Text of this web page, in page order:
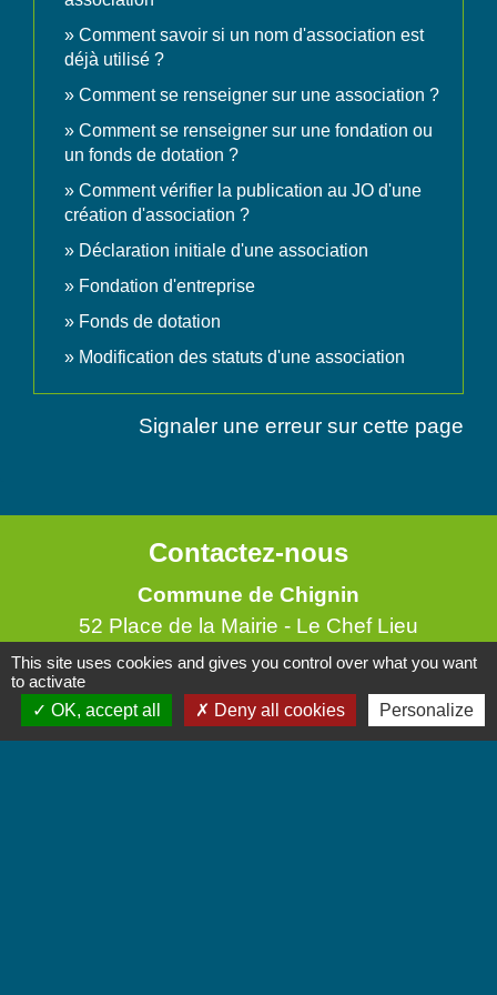
Comment savoir si un nom d'association est
déjà utilisé ?
Comment se renseigner sur une association ?
Comment se renseigner sur une fondation ou
un fonds de dotation ?
Comment vérifier la publication au JO d'une
création d'association ?
Déclaration initiale d'une association
Fondation d'entreprise
Fonds de dotation
Modification des statuts d'une association
Signaler une erreur sur cette page
Contactez-nous
Commune de Chignin
52 Place de la Mairie - Le Chef Lieu
73800 Chignin - FRANCE
Contact par formulaire
This site uses cookies and gives you control over what you want
to activate
OK, accept all
Deny all cookies Personalize